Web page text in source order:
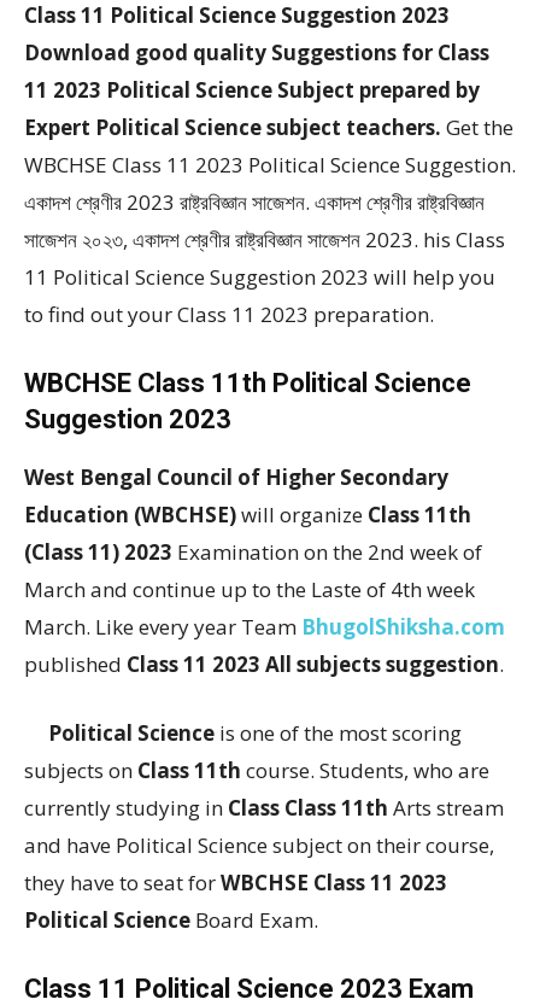
Class 11 Political Science Suggestion 2023
Download good quality Suggestions for Class
11 2023 Political Science Subject prepared by
Expert Political Science subject teachers. Get the
WBCHSE Class 11 2023 Political Science Suggestion.
একাদশ শ্রেণীর 2023 রাষ্ট্রবিজ্ঞান সাজেশন. একাদশ শ্রেণীর রাষ্ট্রবিজ্ঞান
সাজেশন ২০২৩, একাদশ শ্রেণীর রাষ্ট্রবিজ্ঞান সাজেশন 2023. his Class
11 Political Science Suggestion 2023 will help you
to find out your Class 11 2023 preparation.
WBCHSE Class 11th Political Science
Suggestion 2023
West Bengal Council of Higher Secondary
Education (WBCHSE)will organize Class 11th
(Class 11) 2023 Examination on the 2nd week of
March and continue up to the Laste of 4th week
March. Like every year Team BhugolShiksha.com
published Class 11 2023 All subjects suggestion.
Political Science is one of the most scoring
subjects on Class 11th course. Students, who are
currently studying in Class Class 11th Arts stream
and have Political Science subject on their course,
they have to seat forWBCHSE Class 11 2023
Political Science Board Exam.
Class 11 Political Science 2023 Exam